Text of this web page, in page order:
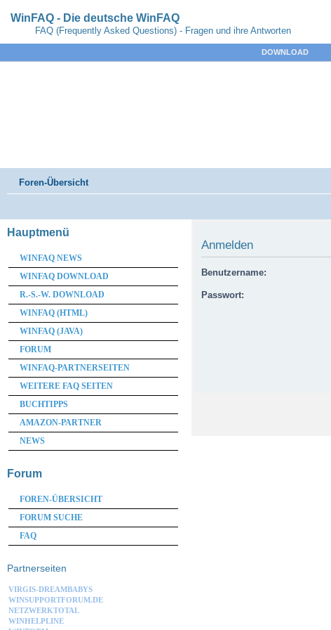
WinFAQ - Die deutsche WinFAQ
FAQ (Frequently Asked Questions) - Fragen und ihre Antworten
DOWNLOAD
Foren-Übersicht
Anmelden
Benutzername:
Passwort:
Hauptmenü
WINFAQ NEWS
WINFAQ DOWNLOAD
R.-S.-W. DOWNLOAD
WINFAQ (HTML)
WINFAQ (JAVA)
FORUM
WINFAQ-PARTNERSEITEN
WEITERE FAQ SEITEN
BUCHTIPPS
AMAZON-PARTNER
NEWS
Forum
FOREN-ÜBERSICHT
FORUM SUCHE
FAQ
Partnerseiten
VIRGIS-DREAMBABYS
WINSUPPORTFORUM.DE
NETZWERKTOTAL
WINHELPLINE